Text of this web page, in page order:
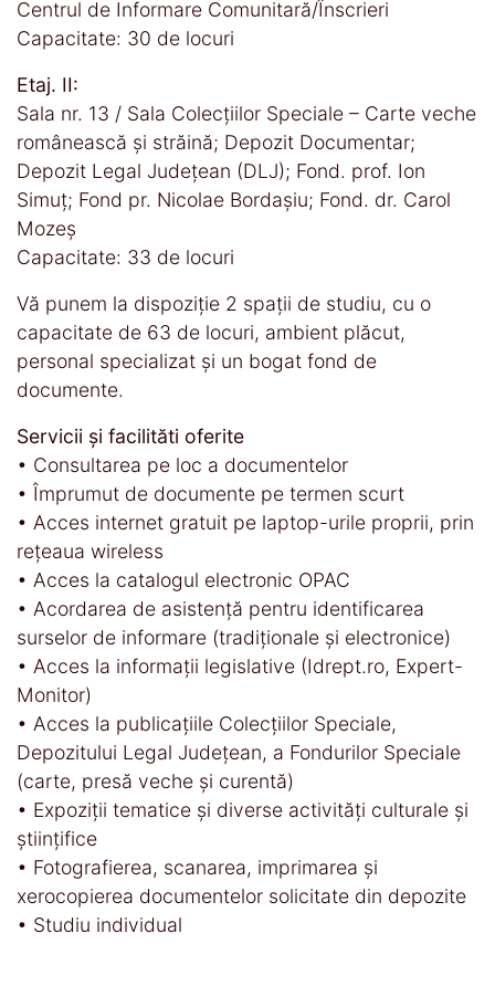
Centrul de Informare Comunitară/Înscrieri
Capacitate: 30 de locuri
Etaj. II:
Sala nr. 13 / Sala Colecțiilor Speciale – Carte veche
românească și străină; Depozit Documentar;
Depozit Legal Județean (DLJ); Fond. prof. Ion
Simuț; Fond pr. Nicolae Bordașiu; Fond. dr. Carol
Mozeș
Capacitate: 33 de locuri
Vă punem la dispoziție 2 spații de studiu, cu o
capacitate de 63 de locuri, ambient plăcut,
personal specializat și un bogat fond de
documente.
Servicii și facilităti oferite
• Consultarea pe loc a documentelor
• Împrumut de documente pe termen scurt
• Acces internet gratuit pe laptop-urile proprii, prin
rețeaua wireless
• Acces la catalogul electronic OPAC
• Acordarea de asistență pentru identificarea
surselor de informare (tradiționale și electronice)
• Acces la informații legislative (Idrept.ro, Expert-
Monitor)
• Acces la publicațiile Colecțiilor Speciale,
Depozitului Legal Județean, a Fondurilor Speciale
(carte, presă veche și curentă)
• Expoziții tematice și diverse activități culturale și
științifice
• Fotografierea, scanarea, imprimarea și
xerocopierea documentelor solicitate din depozite
• Studiu individual